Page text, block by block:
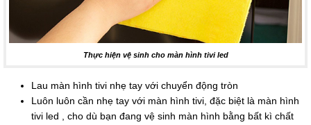
Thực hiện vệ sinh cho màn hình tivi led
Lau màn hình tivi nhẹ tay với chuyển động tròn
Luôn luôn cần nhẹ tay với màn hình tivi, đặc biệt là màn hình
tivi led , cho dù bạn đang vệ sinh màn hình bằng bất kì chất